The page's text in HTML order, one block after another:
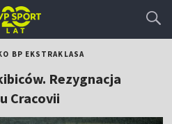
BP EKSTRAKLASA
Rezygnacja
Cracovii